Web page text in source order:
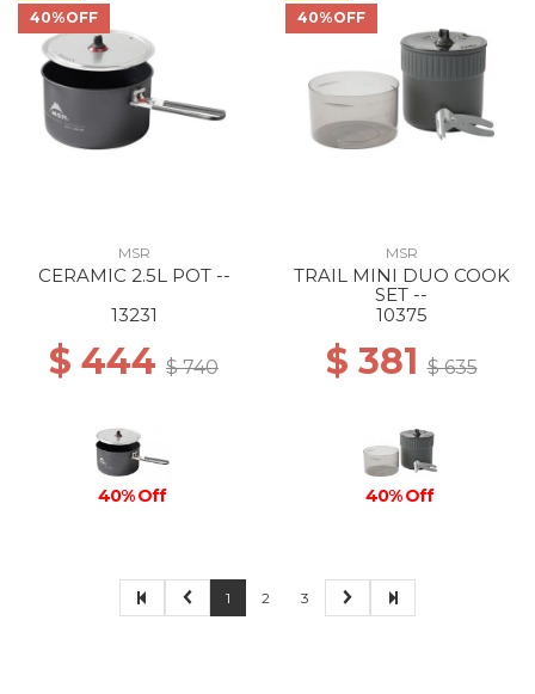
40%OFF
MSR
CERAMIC 2.5L POT --
13231
$ 444 $ 740
40% Off
40%OFF
MSR
TRAIL MINI DUO COOK
SET --
10375
$ 381$ 635
40% Off
1 2 3